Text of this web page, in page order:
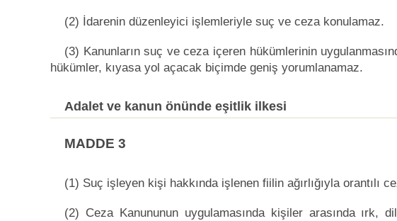
(2) İdarenin düzenleyici işlemleriyle suç ve ceza konulamaz.
(3) Kanunların suç ve ceza içeren hükümlerinin
hükümler, kıyasa yol açacak biçimde geniş yorumlanamaz.
Adalet ve kanun önünde eşitlik ilkesi
MADDE 3
(1) Suç işleyen kişi hakkında işlenen fiilin ağırlığıyla orantılı
(2) Ceza Kanununun uygulamasında kişiler arasında ırk,